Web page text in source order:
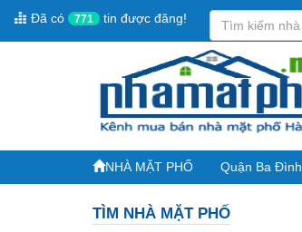
Đã có 771 tin được đăng!
NHÀ MẶT PHỐ Quận Ba Đình
TÌM NHÀ MẶT PHỐ